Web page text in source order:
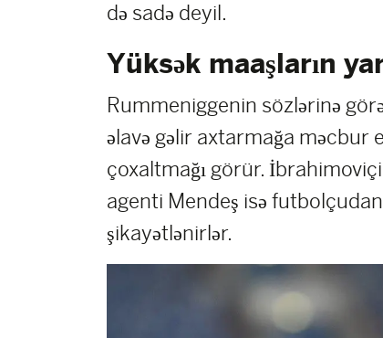
də sadə deyil.
Yüksək maaşların
Rummeniggenin sözlərinə
əlavə gəlir axtarmağa məcbur
çoxaltmağı görür.
agenti Mendeş isə
şikayətlənirlər.